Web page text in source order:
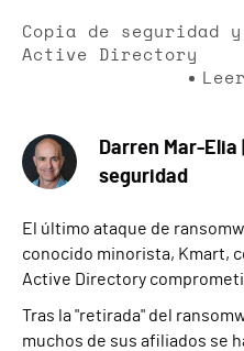
Copia de seguridad
Active Directory
Leer
Darren Mar-
seguridad
El último ataque de
conocido minorista, Kmart,
Active Directory
Tras la "retirada" del
muchos de sus afiliados se